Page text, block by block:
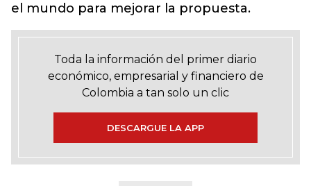
el mundo para mejorar la propuesta.
Toda la información del primer diario
económico, empresarial y financiero de
Colombia a tan solo un clic
DESCARGUE LA APP